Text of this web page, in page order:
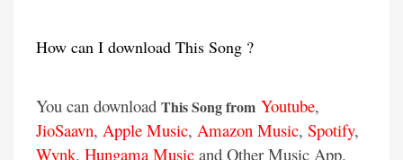
How can I download This Song ?
You can download This Song from Youtube,
JioSaavn, Apple Music, Amazon Music, Spotify,
Wynk, Hungama Music and Other Music App.